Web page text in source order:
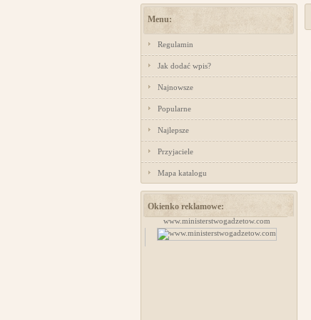
Menu:
Regulamin
Jak dodać wpis?
Najnowsze
Popularne
Najlepsze
Przyjaciele
Mapa katalogu
Okienko reklamowe:
www.ministerstwogadzetow.com